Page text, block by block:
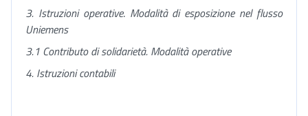
3. Istruzioni operative. Modalità di esposizione nel flusso
Uniemens
3.1 Contributo di solidarietà. Modalità operative
4. Istruzioni contabili